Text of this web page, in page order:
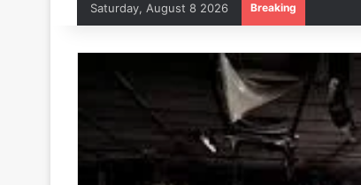
Saturday, August 8 2026 Breaking